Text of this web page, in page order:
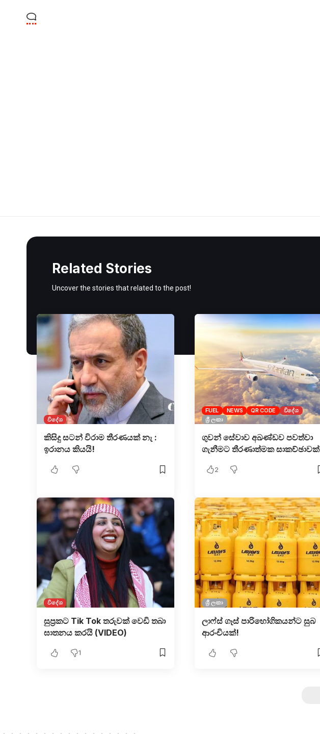
Related Stories
Uncover the stories that related to the post!
විදේශ
කිසිදු සටන් විරාම තීරණයක් නැ :
ඉරානය කියයි!
FUEL NEWS QR CODE
විදේශ
ශ්‍රී ලංකා
ගුවන් සේවාව අඛණ්ඩව පවත්වා
ගැනීමට තීරණාත්මක සාකච්ඡාවක්
2
විදේශ
සුප්‍රකට Tik Tok තරුව​ක් වෙඩි තබා
ඝාතනය කරයි (VIDEO)
1
ශ්‍රී ලංකා
ලාෆ්ස් ගෑස් පාරිභෝගිකයන්ට සුබ
ආරංචියක්!